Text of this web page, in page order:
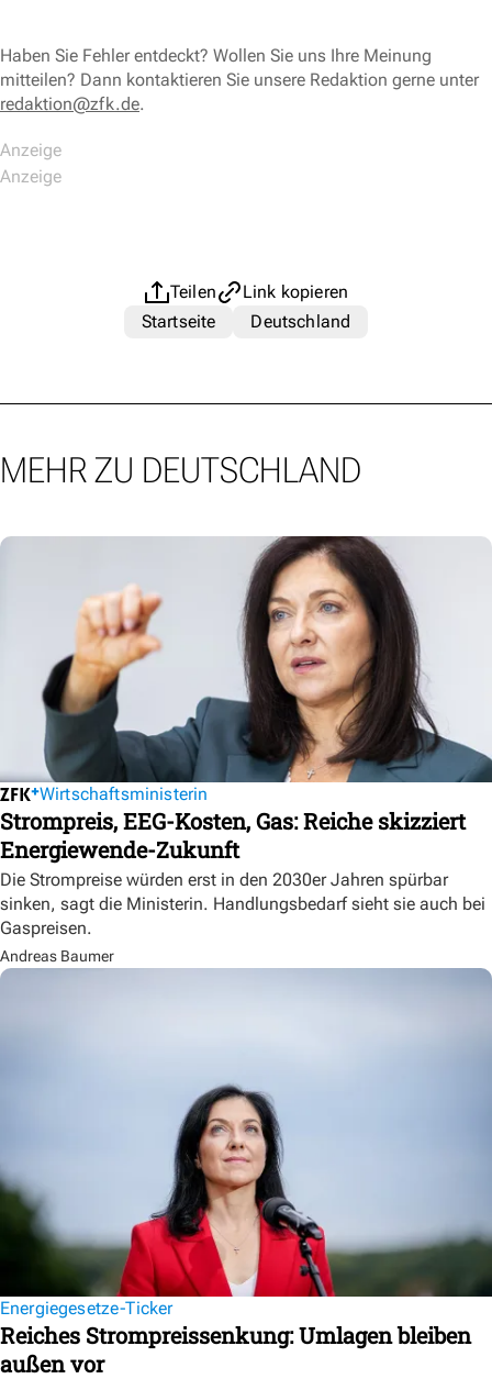
Haben Sie Fehler entdeckt? Wollen Sie uns Ihre Meinung
mitteilen? Dann kontaktieren Sie unsere Redaktion gerne unter
redaktion@zfk.de.
Teilen
Link kopieren
Startseite
Deutschland
MEHR ZU DEUTSCHLAND
Wirtschaftsministerin
Strompreis, EEG-Kosten, Gas: Reiche skizziert
Energiewende-Zukunft
Die Strompreise würden erst in den 2030er Jahren spürbar
sinken, sagt die Ministerin. Handlungsbedarf sieht sie auch bei
Gaspreisen.
Andreas Baumer
Energiegesetze-Ticker
Reiches Strompreissenkung: Umlagen bleiben
außen vor